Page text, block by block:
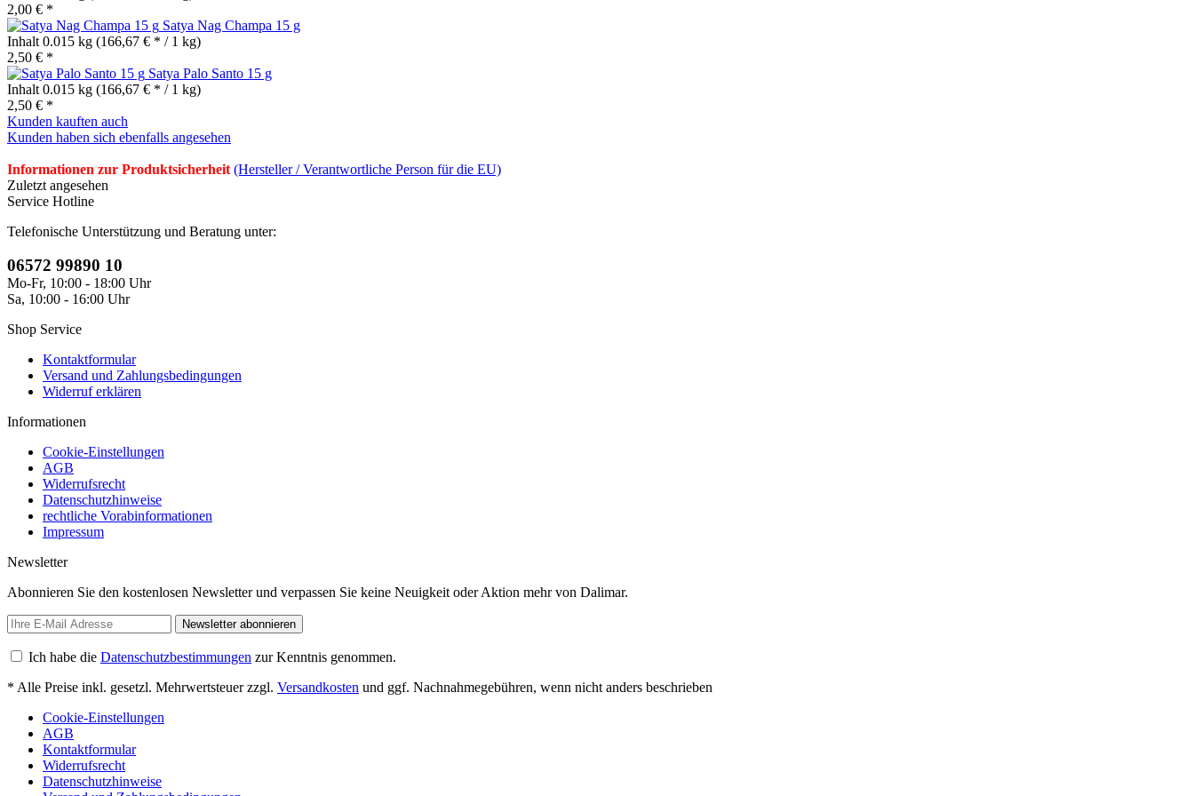
2,00 € *
Satya Nag Champa 15 g
Inhalt 0.015 kg (166,67 € * / 1 kg)
2,50 € *
Satya Palo Santo 15 g
Inhalt 0.015 kg (166,67 € * / 1 kg)
2,50 € *
Kunden kauften auch
Kunden haben sich ebenfalls angesehen
Informationen zur Produktsicherheit (Hersteller / Verantwortliche Person für die EU)
Zuletzt angesehen
Service Hotline
Telefonische Unterstützung und Beratung unter:
06572 99890 10
Mo-Fr, 10:00 - 18:00 Uhr
Sa, 10:00 - 16:00 Uhr
Shop Service
Kontaktformular
Versand und Zahlungsbedingungen
Widerruf erklären
Informationen
Cookie-Einstellungen
AGB
Widerrufsrecht
Datenschutzhinweise
rechtliche Vorabinformationen
Impressum
Newsletter
Abonnieren Sie den kostenlosen Newsletter und verpassen Sie keine Neuigkeit oder Aktion mehr von Dalimar.
Newsletter abonnieren
Ich habe die Datenschutzbestimmungen zur Kenntnis genommen.
* Alle Preise inkl. gesetzl. Mehrwertsteuer zzgl. Versandkosten und ggf. Nachnahmegebühren, wenn nicht anders beschrieben
Cookie-Einstellungen
AGB
Kontaktformular
Widerrufsrecht
Datenschutzhinweise